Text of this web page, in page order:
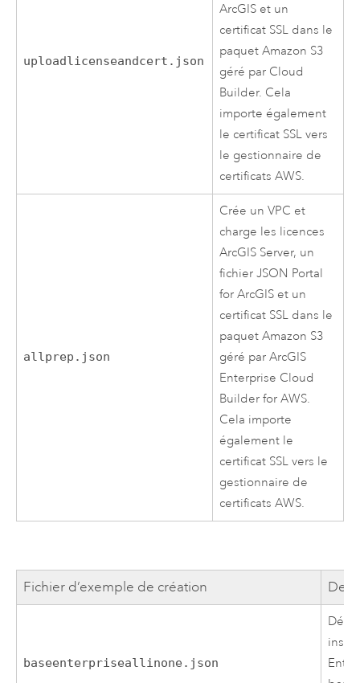
uploadlicenseandcert.json
ArcGIS et un
certificat SSL dans le
paquetAmazon S3
géré par Cloud
Builder. Cela
importe également
le certificat SSL vers
le gestionnaire de
certificatsAWS.
allprep.json
Crée unVPC et
charge les licences
ArcGIS Server, un
fichier JSON Portal
for ArcGIS et un
certificat SSL dans le
paquetAmazon S3
géré parArcGIS
Enterprise Cloud
Builder for AWS.
Cela importe
également le
certificat SSL vers le
gestionnaire de
certificatsAWS.
Fichier d’exemple de création
baseenterpriseallinone.json